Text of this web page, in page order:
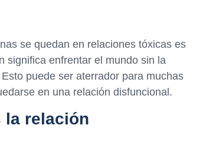
se quedan en relaciones tóxicas es
significa enfrentar el mundo sin la
puede ser aterrador para muchas
en una relación disfuncional.
la relación